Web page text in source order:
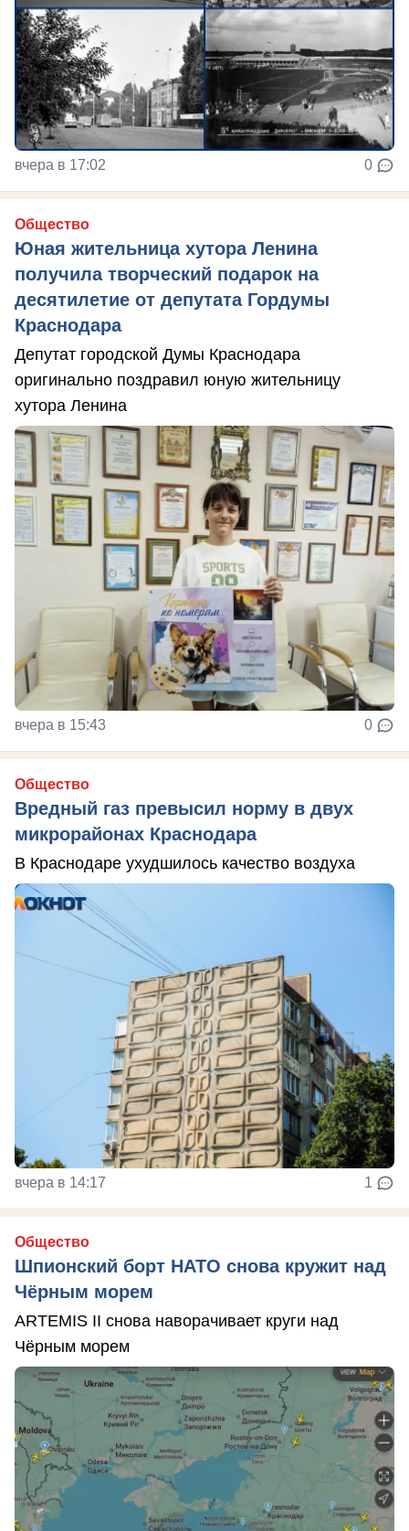
вчера в 17:02 0
Общество
Юная жительница хутора Ленина
получила творческий подарок на
десятилетие от депутата Гордумы
Краснодара
Депутат городской Думы Краснодара
оригинально поздравил юную жительницу
хутора Ленина
вчера в 15:43 0
Общество
Вредный газ превысил норму в двух
микрорайонах Краснодара
В Краснодаре ухудшилось качество воздуха
вчера в 14:17 1
Общество
Шпионский борт НАТО снова кружит над
Чёрным морем
ARTEMIS II снова наворачивает круги над
Чёрным морем